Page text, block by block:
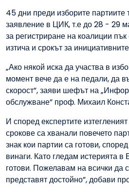
45 дни преди изборите партиите
заявление в ЦИК, т.е до 28 - 29
за регистриране на коалиции
изтича и срокът за
„Ако някой иска да участва в
момент вече да е на педали, да
скорост”, заяви шефът на
обслужване” проф. Михаил
И според експертите
срокове са хванали повечето
знак кои партии са готови,
винаги. Като гледам истерията
готови. Пожелавам на всички да
представят достойно”, добави